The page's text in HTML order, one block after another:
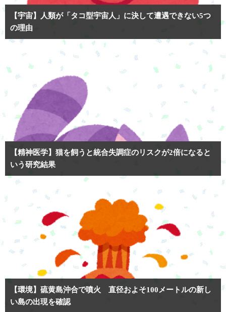
【宇宙】人類が「タコ型宇宙人」に決して遭遇できない5つ
の理由
【精神医学】猫を飼うと統合失調症のリスクが2倍になると
いう研究結果
【環境】硫黄島沖合で噴火 直径およそ100メートルの新し
い島の出現を確認